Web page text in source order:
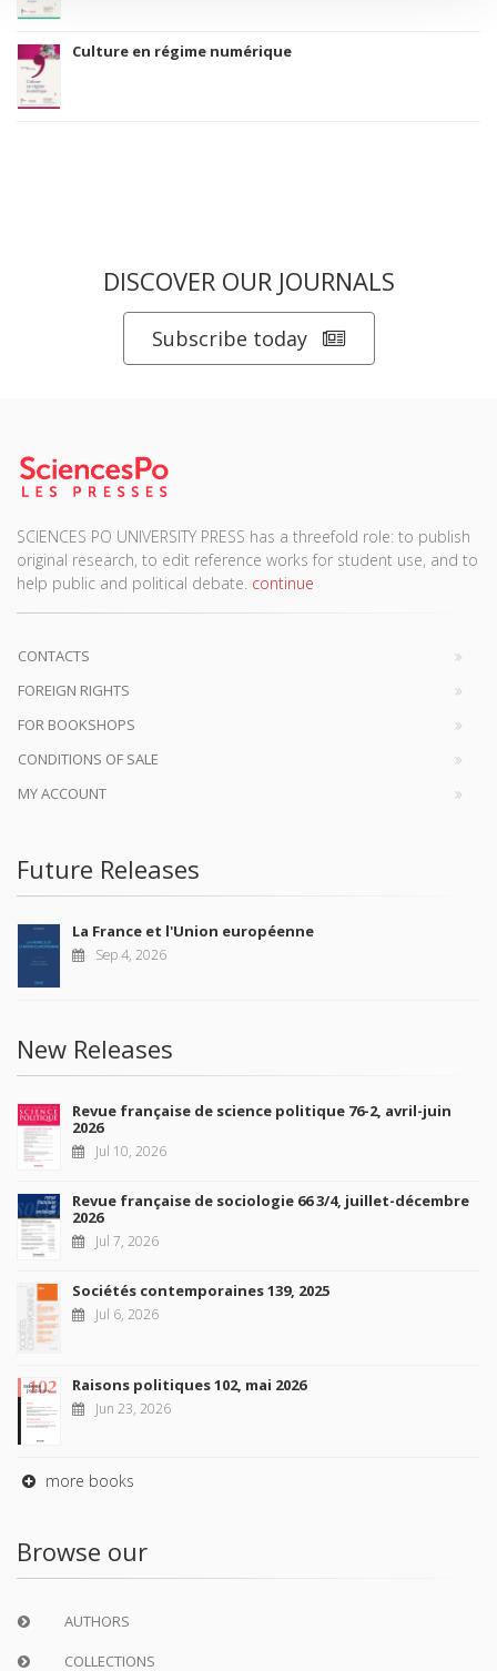
Culture en régime numérique
DISCOVER OUR JOURNALS
Subscribe today
SCIENCES PO UNIVERSITY PRESS has a threefold role: to publish
original research, to edit reference works for student use, and to
help public and political debate. continue
CONTACTS
FOREIGN RIGHTS
FOR BOOKSHOPS
CONDITIONS OF SALE
MY ACCOUNT
Future Releases
La France et l'Union européenne
Sep 4, 2026
New Releases
Revue française de science politique 76-2, avril-juin
2026
Jul 10, 2026
Revue française de sociologie 66 3/4, juillet-décembre
2026
Jul 7, 2026
Sociétés contemporaines 139, 2025
Jul 6, 2026
Raisons politiques 102, mai 2026
Jun 23, 2026
more books
Browse our
AUTHORS
COLLECTIONS